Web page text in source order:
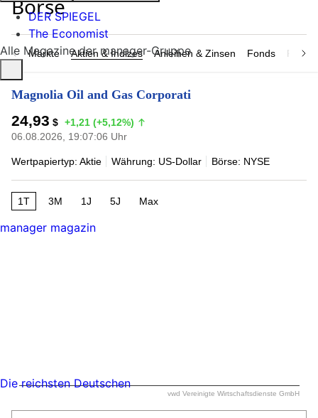
Märkte Aktien & Indizes Anleihen & Zinsen Fonds
Magnolia Oil and Gas Corporati
24,93 $ +1,21 (+5,12%)
06.08.2026, 19:07:06 Uhr
Wertpapiertyp: Aktie Währung: US-Dollar Börse: NYSE
1T 3M 1J 5J Max
vwd Vereinigte Wirtschaftsdienste GmbH
DER SPIEGEL
The Economist
Alle Magazine der manager-Gruppe
manager magazin
Die reichsten Deutschen